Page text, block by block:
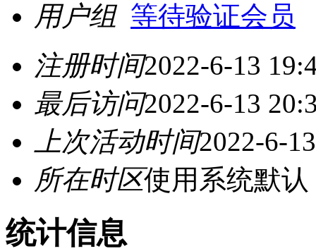
用户组 等待验证会员
注册时间2022-6-13
最后访问2022-6-13
上次活动时间2022-6-
所在时区使用系统默认
统计信息